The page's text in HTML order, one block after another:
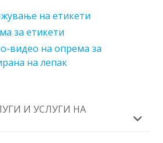
на етикети
за етикети
видео на опрема за
на лепак
И УСЛУГИ НА